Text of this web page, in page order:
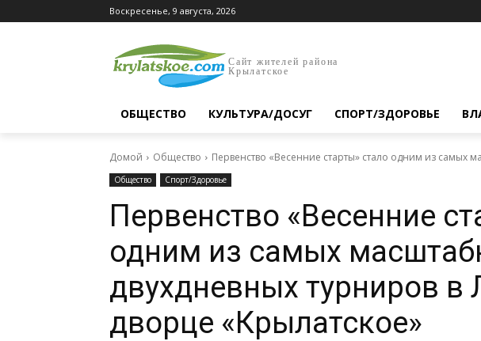
Воскресенье, 9 августа, 2026
Сайт жителей района
Крылатское
ОБЩЕСТВО КУЛЬТУРА/ДОСУГ СПОРТ/ЗДОРОВЬЕ
Домой Общество Первенство «Весенние старты» стало одним из самых
Общество Спорт/Здоровье
Первенство «Весенние
одним из самых
двухдневных турниров в
дворце «Крылатское»